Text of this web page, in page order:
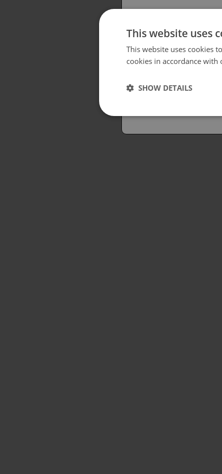
Please select
British
USA
Australia
This website uses
This website uses cookies
cookies in accordance
SHOW DETAILS